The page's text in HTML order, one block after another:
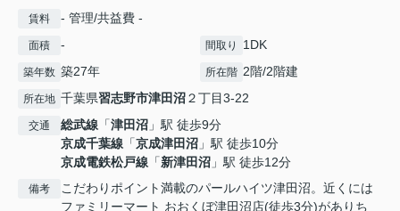
賃料 - 管理/共益費 -
面積 - 間取り 1DK
築年数 築27年 所在階 2階/2階建
所在地 千葉県習志野市津田沼２丁目3-22
交通 総武線 「津田沼 」駅 徒歩9分
京成千葉線 「京成津田沼 」駅 徒歩10分
京成電鉄松戸線 「新津田沼 」駅 徒歩12分
備考
こだわりポイント満載のパールハイツ津田沼。近くには
ファミリーマート おおくぼ津田沼店(徒歩3分)がありち